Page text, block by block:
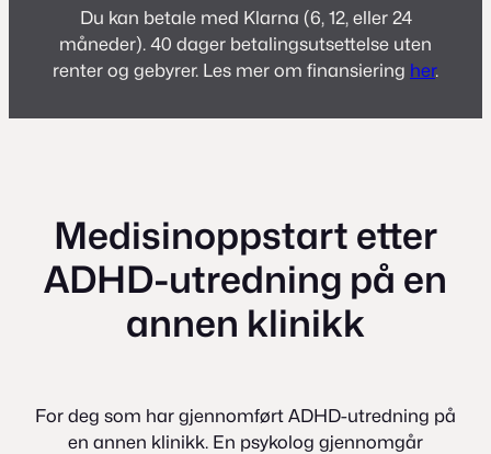
Du kan betale med Klarna (6, 12, eller 24
måneder). 40 dager betalingsutsettelse uten
renter og gebyrer. Les mer om finansiering her.
Medisinoppstart etter
ADHD-utredning på en
annen klinikk
For deg som har gjennomført ADHD-utredning på
en annen klinikk. En psykolog gjennomgår